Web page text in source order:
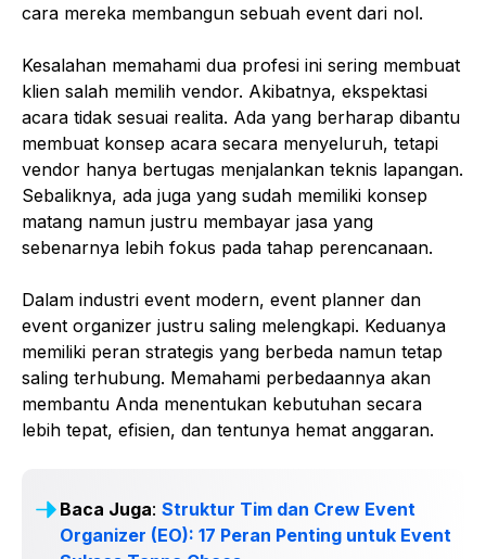
cara mereka membangun sebuah event dari nol.
Kesalahan memahami dua profesi ini sering membuat
klien salah memilih vendor. Akibatnya, ekspektasi
acara tidak sesuai realita. Ada yang berharap dibantu
membuat konsep acara secara menyeluruh, tetapi
vendor hanya bertugas menjalankan teknis lapangan.
Sebaliknya, ada juga yang sudah memiliki konsep
matang namun justru membayar jasa yang
sebenarnya lebih fokus pada tahap perencanaan.
Dalam industri event modern, event planner dan
event organizer justru saling melengkapi. Keduanya
memiliki peran strategis yang berbeda namun tetap
saling terhubung. Memahami perbedaannya akan
membantu Anda menentukan kebutuhan secara
lebih tepat, efisien, dan tentunya hemat anggaran.
Baca Juga: Struktur Tim dan Crew Event
Organizer (EO): 17 Peran Penting untuk Event